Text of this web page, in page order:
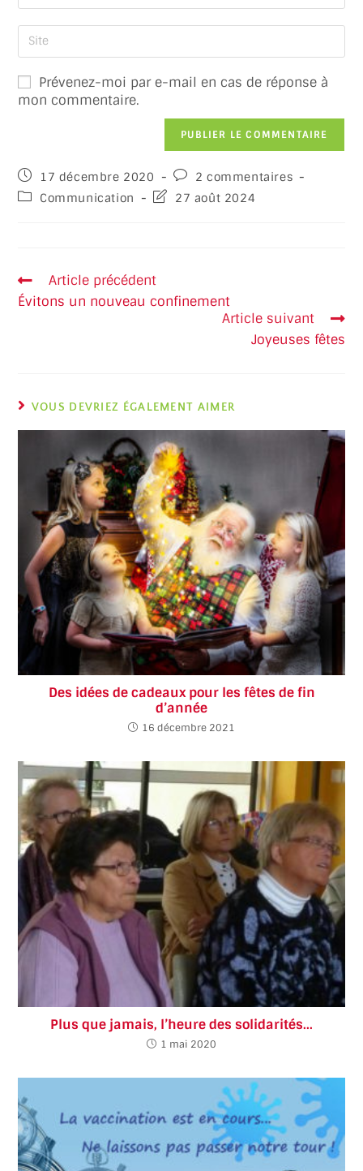
Prévenez-moi par e-mail en cas de réponse à
mon commentaire.
17 décembre 2020
2 commentaires
Communication
27 août 2024
Article précédent
Évitons un nouveau confinement
Article suivant
Joyeuses fêtes
VOUS DEVRIEZ ÉGALEMENT AIMER
Des idées de cadeaux pour les fêtes de fin
d’année
16 décembre 2021
Plus que jamais, l’heure des solidarités…
1 mai 2020